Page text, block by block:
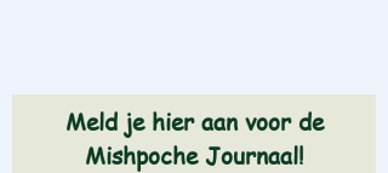
Meld je hier aan voor de
Mishpoche Journaal!